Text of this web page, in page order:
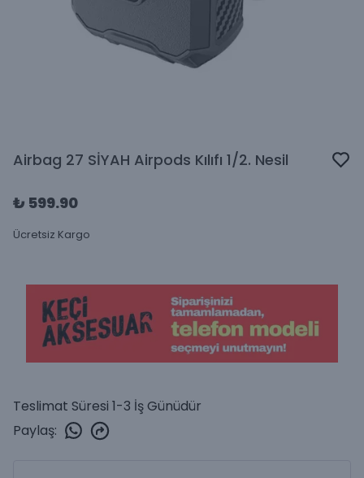
Airbag 27 SİYAH Airpods Kılıfı 1/2. Nesil
₺ 599.90
Ücretsiz Kargo
Teslimat Süresi 1-3 İş Günüdür
Paylaş: